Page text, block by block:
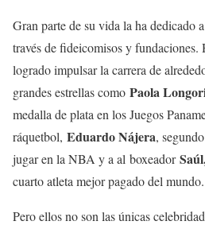
Gran parte de su vida la ha dedicado
través de fideicomisos y fundaciones.
logrado impulsar la carrera de
grandes estrellas como Paola
medalla de plata en los Juegos
ráquetbol, Eduardo Nájera,
jugar en la NBA y a al boxeador
cuarto atleta mejor pagado del mundo.
Pero ellos no son las únicas